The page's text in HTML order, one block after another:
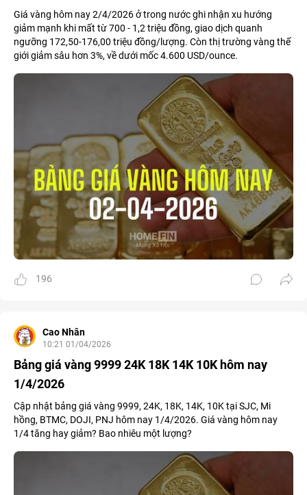
Giá vàng hôm nay 2/4/2026 ở trong nước ghi nhận xu hướng
giảm mạnh khi mất từ 700 - 1,2 triệu đồng, giao dịch quanh
ngưỡng 172,50-176,00 triệu đồng/lượng. Còn thị trường vàng thế
giới giảm sâu hơn 3%, về dưới mốc 4.600 USD/ounce.
196
Cao Nhân
10:21 01/04/2026
Bảng giá vàng 9999 24K 18K 14K 10K hôm nay
1/4/2026
Cập nhật bảng giá vàng 9999, 24K, 18K, 14K, 10K tại SJC, Mi
hồng, BTMC, DOJI, PNJ hôm nay 1/4/2026. Giá vàng hôm nay
1/4 tăng hay giảm? Bao nhiêu một lượng?